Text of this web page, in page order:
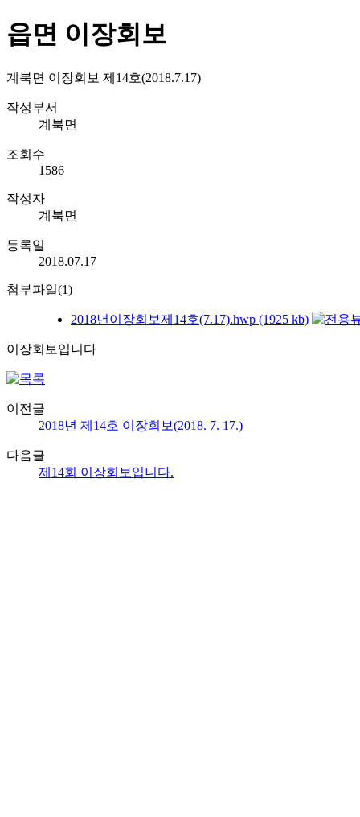
읍면 이장회보
계북면 이장회보 제14호(2018.7.17)
작성부서
계북면
조회수
1586
작성자
계북면
등록일
2018.07.17
첨부파일(1)
2018년이장회보제14호(7.17).hwp (1925 kb)
이장회보입니다
이전글
2018년 제14호 이장회보(2018. 7. 17.)
다음글
제14회 이장회보입니다.